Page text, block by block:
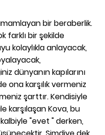
bir beraberlik.
farklı bir şekilde
kolaylıkla anlayacak,
dünyanın kapılarını
ona karşılık vermeniz
şarttır. Kendisiyle
karşılaşan Kova, bu
"evet " derken,